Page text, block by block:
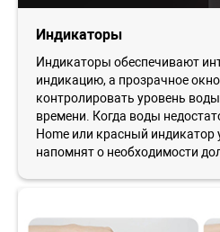
Индикаторы
Индикаторы обеспечивают
индикацию, а прозрачное
контролировать уровень
времени. Когда воды
Home или красный
напомнят о необходимости